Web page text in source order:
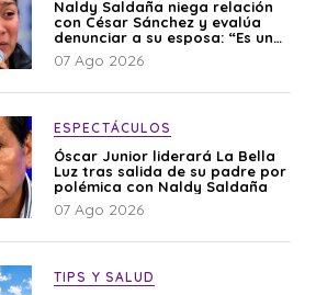
Naldy Saldaña niega relación
con César Sánchez y evalúa
denunciar a su esposa: “Es una
difamación”
07 Ago 2026
ESPECTÁCULOS
Óscar Junior liderará La Bella
Luz tras salida de su padre por
polémica con Naldy Saldaña
07 Ago 2026
TIPS Y SALUD